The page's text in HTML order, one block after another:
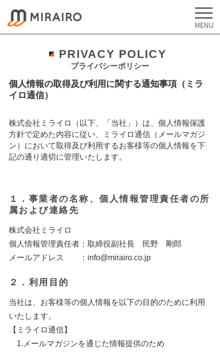
PRIVACY POLICY
プライバシーポリシー
個人情報の取得及び利用に関する通知事項（ミラ
イロ通信）
株式会社ミライロ（以下、「当社」）は、個人情報保護
方針で定めた内容に従い、ミライロ通信（メールマガジ
ン）において取得及び利用するお客様等の個人情報を下
記の通り適切に管理いたします。
１．事業者の名称、個人情報管理責任者の所
属および連絡先
株式会社ミライロ
個人情報管理責任者：取締役副社長 民野 剛郎
メールアドレス ：info@mirairo.co.jp
２．利用目的
当社は、お客様等の個人情報を以下の目的のために利用
いたします。
【ミライロ通信】
1.メールマガジンを通じた情報提供のため